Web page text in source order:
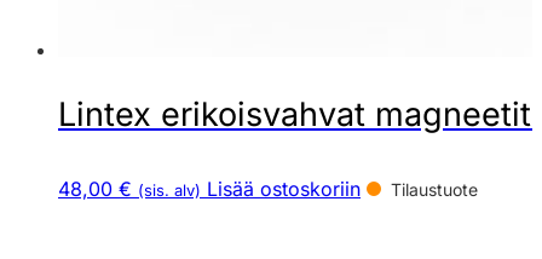
Lintex erikoisvahvat
48,00 € (sis. alv) Lisää ostoskoriin Tilaustuote